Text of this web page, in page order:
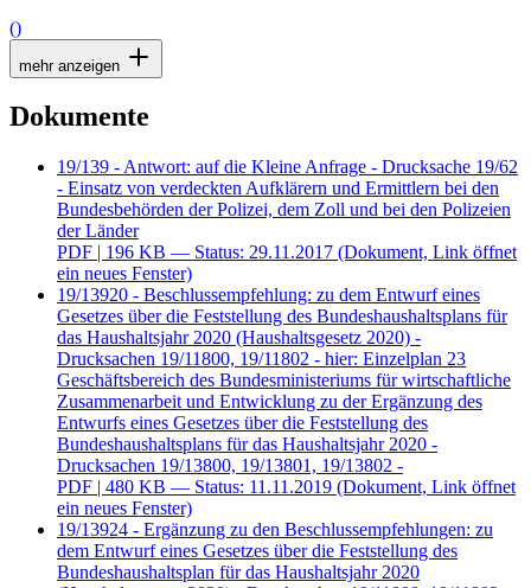
()
mehr anzeigen
Dokumente
19/139 - Antwort: auf die Kleine Anfrage - Drucksache 19/62
- Einsatz von verdeckten Aufklärern und Ermittlern bei den
Bundesbehörden der Polizei, dem Zoll und bei den Polizeien
der Länder
PDF | 196 KB — Status: 29.11.2017 (Dokument, Link öffnet
ein neues Fenster)
19/13920 - Beschlussempfehlung: zu dem Entwurf eines
Gesetzes über die Feststellung des Bundeshaushaltsplans für
das Haushaltsjahr 2020 (Haushaltsgesetz 2020) -
Drucksachen 19/11800, 19/11802 - hier: Einzelplan 23
Geschäftsbereich des Bundesministeriums für wirtschaftliche
Zusammenarbeit und Entwicklung zu der Ergänzung des
Entwurfs eines Gesetzes über die Feststellung des
Bundeshaushaltsplans für das Haushaltsjahr 2020 -
Drucksachen 19/13800, 19/13801, 19/13802 -
PDF | 480 KB — Status: 11.11.2019 (Dokument, Link öffnet
ein neues Fenster)
19/13924 - Ergänzung zu den Beschlussempfehlungen: zu
dem Entwurf eines Gesetzes über die Feststellung des
Bundeshaushaltsplan für das Haushaltsjahr 2020